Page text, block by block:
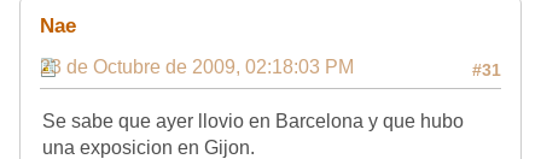
Nae
#31
23 de Octubre de 2009, 02:18:03 PM
Se sabe que ayer llovio en Barcelona y que hubo
una exposicion en Gijon.